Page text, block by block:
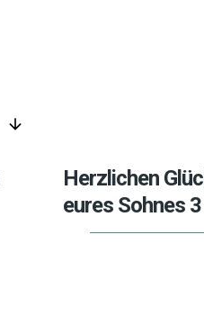
arrow_downward
Herzlichen
eures Sohnes 3